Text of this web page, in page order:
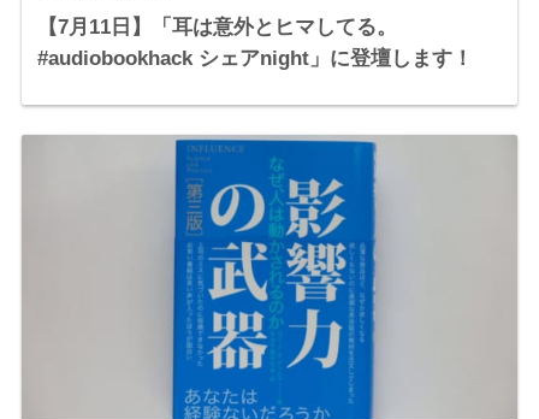
【7月11日】「耳は意外とヒマしてる。
#audiobookhack シェアnight」に登壇します！